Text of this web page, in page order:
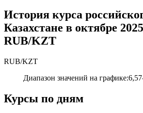
История курса
Казахстане в октябре
RUB/KZT
RUB/KZT
Диапазон значений на графике:6,57
Курсы по дням